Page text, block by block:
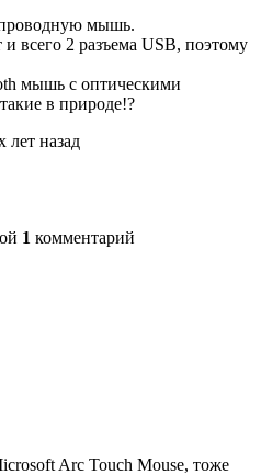
мышь.
всего 2 разъема USB, поэтому
мышь с оптическими
в природе!?
лет назад
1 комментарий
Arc Touch Mouse, тоже